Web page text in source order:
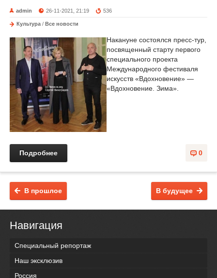
admin 26-11-2021, 21:19 536
Культура / Все новости
Накануне состоялся пресс-тур,
посвященный старту первого
специального проекта
Международного фестиваля
искусств «Вдохновение» —
«Вдохновение. Зима».
0
Подробнее
В будущее
В прошлое
Навигация
Специальный репортаж
Наш эксклюзив
Россия